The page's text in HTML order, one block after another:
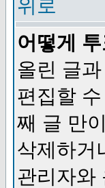
위로
어떻게
올린 글
편집할
째 글 만
삭제하거
관리자와